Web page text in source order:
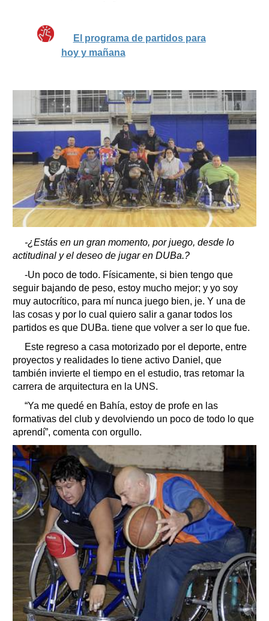
El programa de partidos para
hoy y mañana
-¿Estás en un gran momento, por juego, desde lo
actitudinal y el deseo de jugar en DUBa.?
-Un poco de todo. Físicamente, si bien tengo que
seguir bajando de peso, estoy mucho mejor; y yo soy
muy autocrítico, para mí nunca juego bien, je. Y una de
las cosas y por lo cual quiero salir a ganar todos los
partidos es que DUBa. tiene que volver a ser lo que fue.
Este regreso a casa motorizado por el deporte, entre
proyectos y realidades lo tiene activo Daniel, que
también invierte el tiempo en el estudio, tras retomar la
carrera de arquitectura en la UNS.
“Ya me quedé en Bahía, estoy de profe en las
formativas del club y devolviendo un poco de todo lo que
aprendí”, comenta con orgullo.